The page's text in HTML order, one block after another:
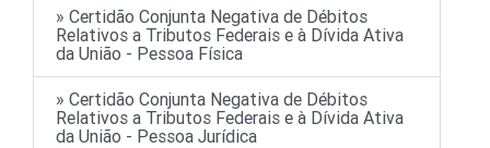
» Certidão Conjunta Negativa de Débitos
Relativos a Tributos Federais e à Dívida Ativa
da União - Pessoa Física
» Certidão Conjunta Negativa de Débitos
Relativos a Tributos Federais e à Dívida Ativa
da União - Pessoa Jurídica